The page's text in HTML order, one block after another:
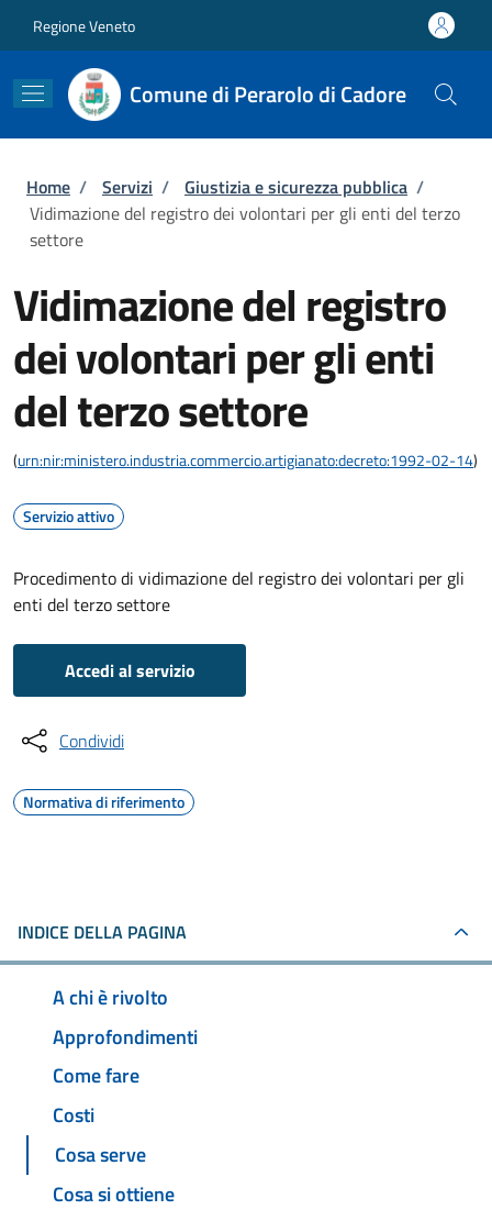
Regione Veneto
Comune di Perarolo di Cadore
Briciole di pane
Home / Servizi / Giustizia e sicurezza pubblica /
Vidimazione del registro dei volontari per gli enti del terzo
settore
Vidimazione del registro
dei volontari per gli enti
del terzo settore
(urn:nir:ministero.industria.commercio.artigianato:decreto:1992-02-14)
Servizio attivo
Procedimento di vidimazione del registro dei volontari per gli
enti del terzo settore
Accedi al servizio
Condividi
Normativa di riferimento
INDICE DELLA PAGINA
A chi è rivolto
Approfondimenti
Come fare
Costi
Cosa serve
Cosa si ottiene